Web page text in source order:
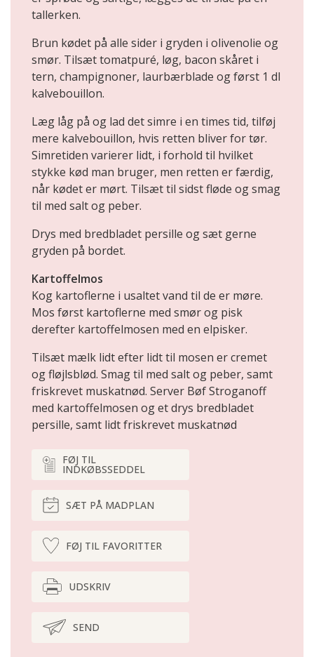
tallerken.
Brun kødet på alle sider i gryden i olivenolie og
smør. Tilsæt tomatpuré, løg, bacon skåret i
tern, champignoner, laurbærblade og først 1 dl
kalvebouillon.
Læg låg på og lad det simre i en times tid, tilføj
mere kalvebouillon, hvis retten bliver for tør.
Simretiden varierer lidt, i forhold til hvilket
stykke kød man bruger, men retten er færdig,
når kødet er mørt. Tilsæt til sidst fløde og smag
til med salt og peber.
Drys med bredbladet persille og sæt gerne
gryden på bordet.
Kartoffelmos
Kog kartoflerne i usaltet vand til de er møre.
Mos først kartoflerne med smør og pisk
derefter kartoffelmosen med en elpisker.
Tilsæt mælk lidt efter lidt til mosen er cremet
og fløjlsblød. Smag til med salt og peber, samt
friskrevet muskatnød. Server Bøf Stroganoff
med kartoffelmosen og et drys bredbladet
persille, samt lidt friskrevet muskatnød
FØJ TIL
INDKØBSSEDDEL
SÆT PÅ MADPLAN
FØJ TIL FAVORITTER
UDSKRIV
SEND